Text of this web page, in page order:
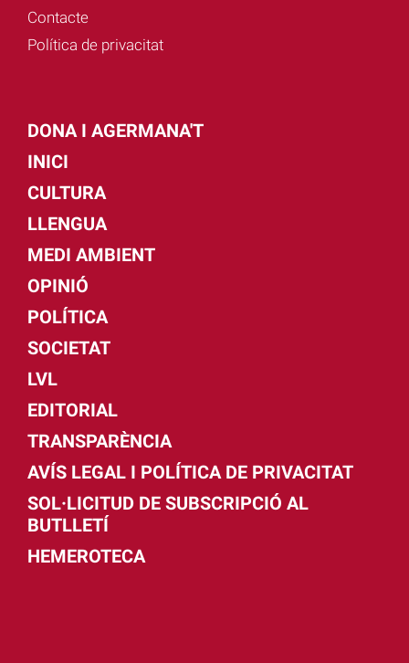
Contacte
Política de privacitat
DONA I AGERMANA'T
INICI
CULTURA
LLENGUA
MEDI AMBIENT
OPINIÓ
POLÍTICA
SOCIETAT
LVL
EDITORIAL
TRANSPARÈNCIA
AVÍS LEGAL I POLÍTICA DE PRIVACITAT
SOL·LICITUD DE SUBSCRIPCIÓ AL
BUTLLETÍ
HEMEROTECA